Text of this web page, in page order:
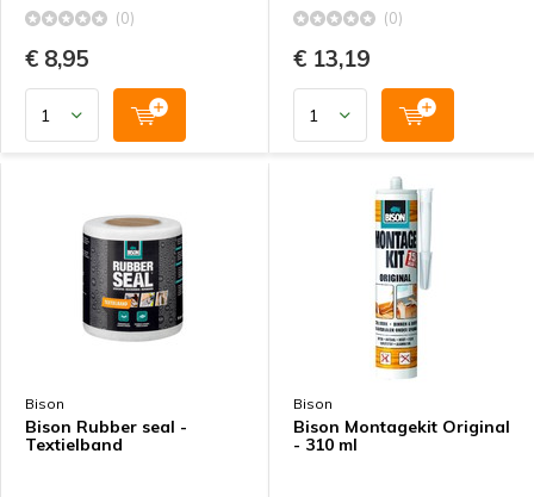
(0)
€ 8,95
(0)
€ 13,19
Bison
Bison Rubber seal -
Textielband
Bison
Bison Montagekit Original
- 310 ml